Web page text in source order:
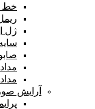
خط
ژل
آرایش